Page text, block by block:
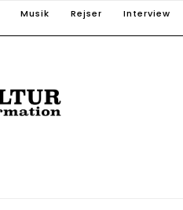
Musik Rejser Interview